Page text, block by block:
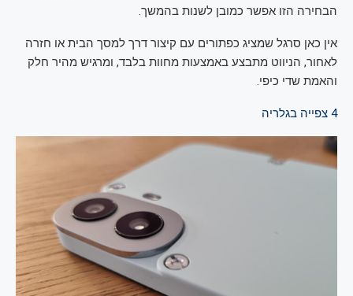
הבחירה הזו אפשר כמובן לשנות בהמשך.
אין כאן סרגל שמציג כפתורים עם קיצור דרך למסך הבית או חזרה
לאחור, הניווט מתבצע באמצעות מחוות בלבד, ומרגיש מהיר חלק
והאמת שדי כיפי.
4 צפייה בגלריה